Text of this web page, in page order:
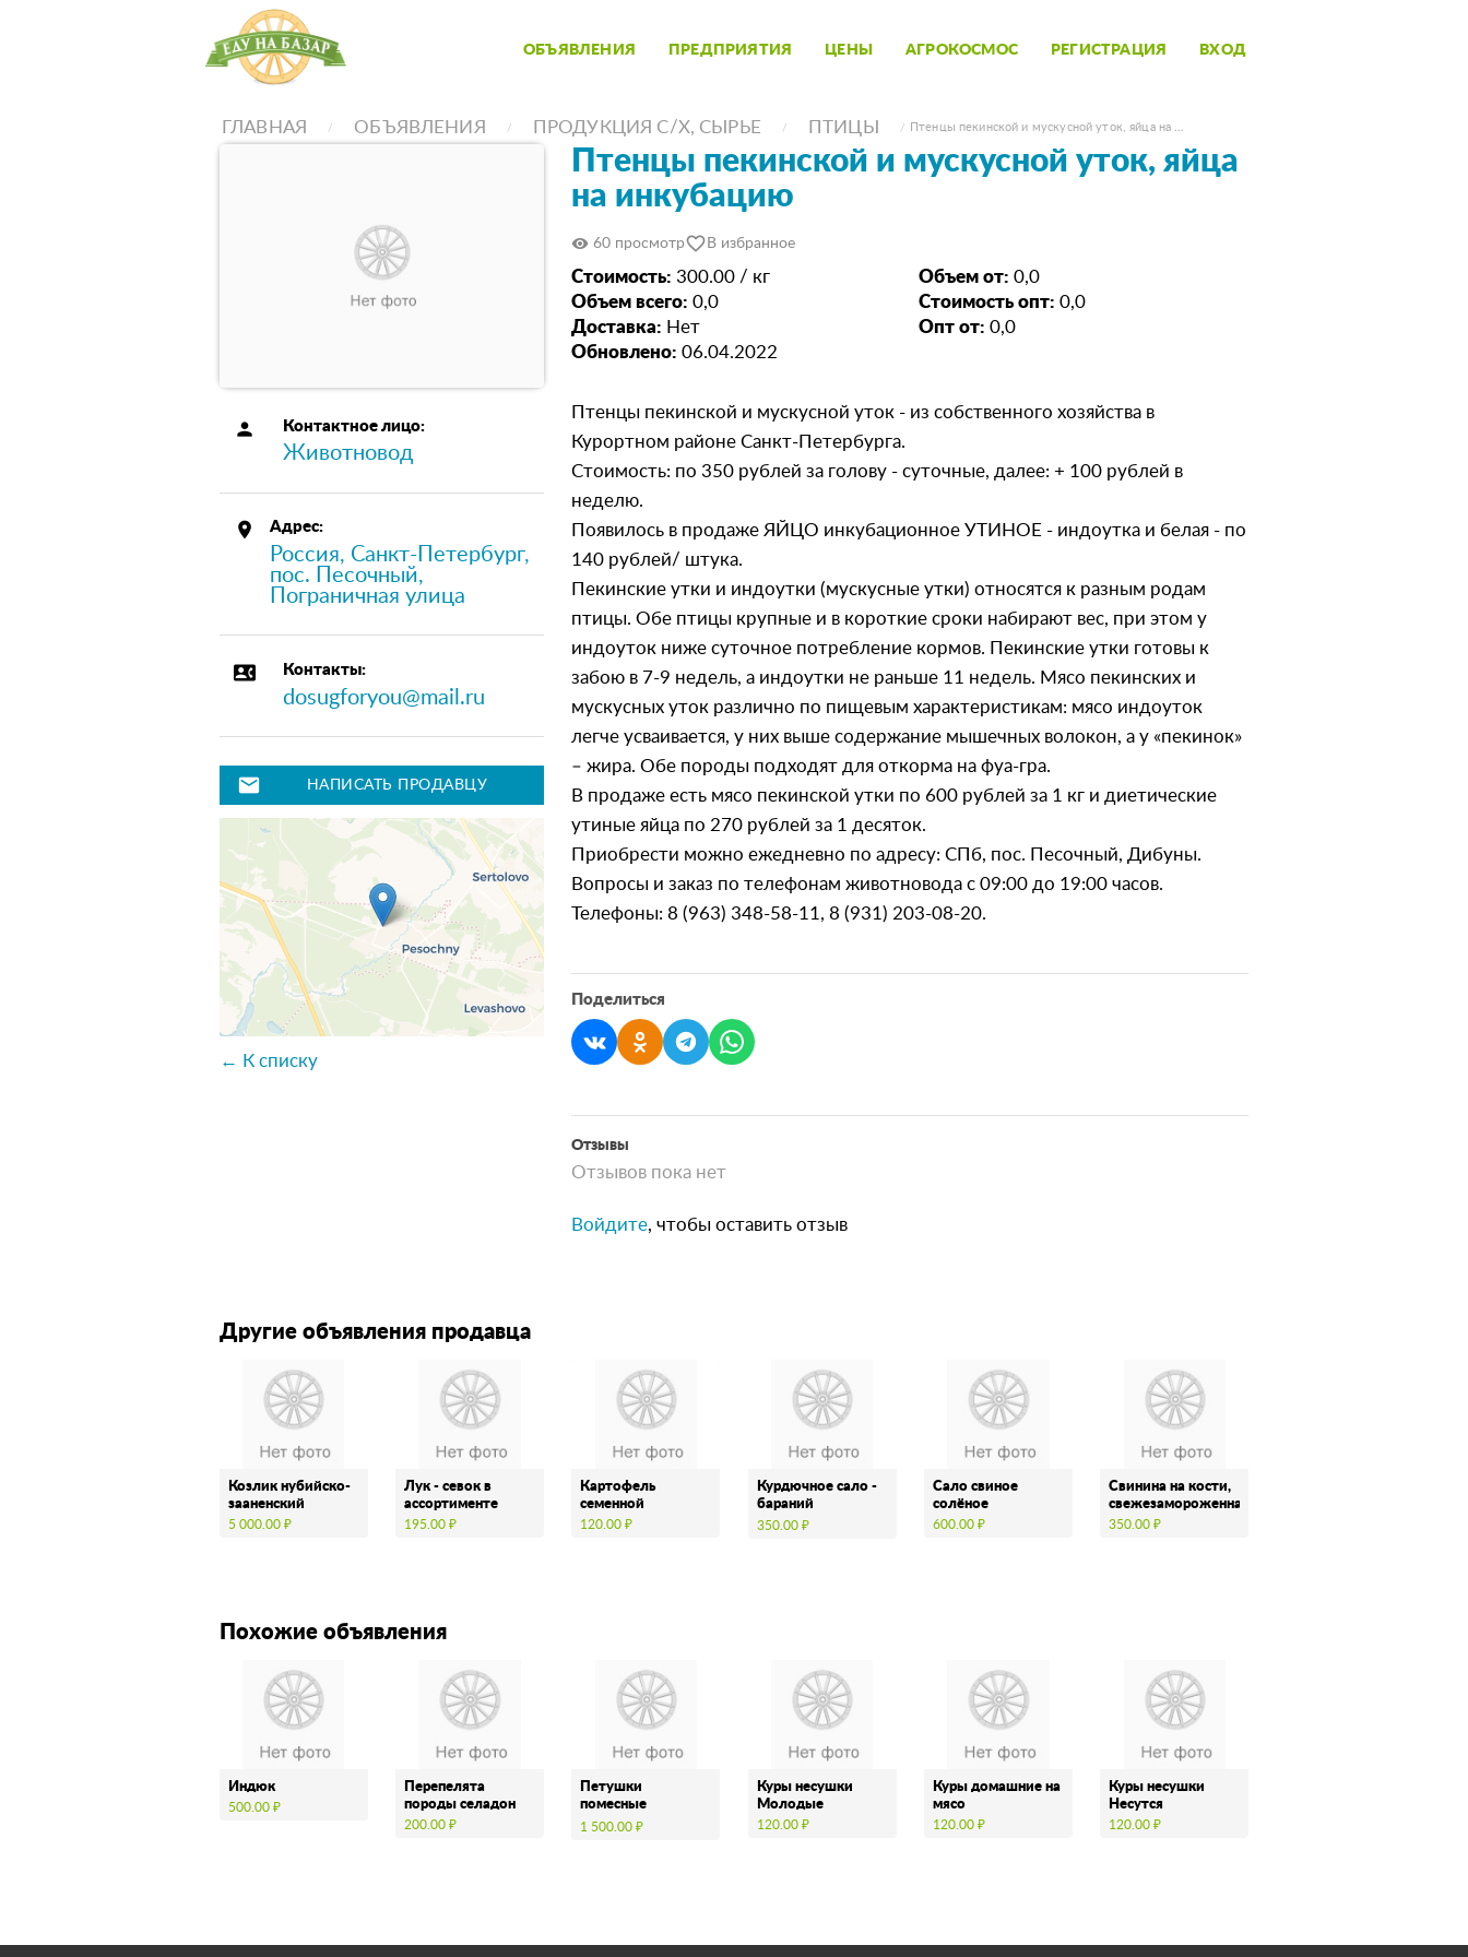
ОБЪЯВЛЕНИЯ ПРЕДПРИЯТИЯ ЦЕНЫ АГРОКОСМОС РЕГИСТРАЦИЯ ВХОД
ГЛАВНАЯ ОБЪЯВЛЕНИЯ ПРОДУКЦИЯ С/Х, СЫРЬЕ ПТИЦЫ Птенцы пекинской и мускусной уток, яйца на …
person Контактное лицо:
Животновод
place Адрес:
Россия, Санкт-Петербург,
пос. Песочный,
Пограничная улица
contact_phone Контакты:
dosugforyou@mail.ru
mail НАПИСАТЬ ПРОДАВЦУ
← К списку
Птенцы пекинской и мускусной уток, яйца
на инкубацию
visibility 60 просмотрfavorite_border В избранное
Стоимость: 300.00 / кг Объем от: 0,0
Объем всего: 0,0 Стоимость опт: 0,0
Доставка: Нет Опт от: 0,0
Обновлено: 06.04.2022
Птенцы пекинской и мускусной уток - из собственного хозяйства в
Курортном районе Санкт-Петербурга.
Стоимость: по 350 рублей за голову - суточные, далее: + 100 рублей в
неделю.
Появилось в продаже ЯЙЦО инкубационное УТИНОЕ - индоутка и белая - по
140 рублей/ штука.
Пекинские утки и индоутки (мускусные утки) относятся к разным родам
птицы. Обе птицы крупные и в короткие сроки набирают вес, при этом у
индоуток ниже суточное потребление кормов. Пекинские утки готовы к
забою в 7-9 недель, а индоутки не раньше 11 недель. Мясо пекинских и
мускусных уток различно по пищевым характеристикам: мясо индоуток
легче усваивается, у них выше содержание мышечных волокон, а у «пекинок»
– жира. Обе породы подходят для откорма на фуа-гра.
В продаже есть мясо пекинской утки по 600 рублей за 1 кг и диетические
утиные яйца по 270 рублей за 1 десяток.
Приобрести можно ежедневно по адресу: СПб, пос. Песочный, Дибуны.
Вопросы и заказ по телефонам животновода с 09:00 до 19:00 часов.
Телефоны: 8 (963) 348-58-11, 8 (931) 203-08-20.
Поделиться
Отзывы
Отзывов пока нет
Войдите, чтобы оставить отзыв
Другие объявления продавца
Козлик нубийско-
зааненский
5 000.00 ₽
Лук - севок в
ассортименте
195.00 ₽
Картофель
семенной
120.00 ₽
Курдючное сало -
бараний
внутренний жир
350.00 ₽
Сало свиное
солёное
600.00 ₽
Свинина на кости,
свежезамороженная
350.00 ₽
Похожие объявления
Индюк
500.00 ₽
Перепелята
породы селадон
200.00 ₽
Петушки
помесные
годовалые
1 500.00 ₽
Куры несушки
Молодые
120.00 ₽
Куры домашние на
мясо
120.00 ₽
Куры несушки
Несутся
120.00 ₽